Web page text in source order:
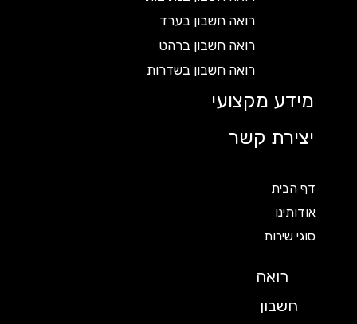
רואה חשבון בערד
רואה חשבון ברהט
רואה חשבון בשדרות
מידע מקצועי
יצירת קשר
דף הבית
אודותינו
סוגי שירות
רואה
חשבון